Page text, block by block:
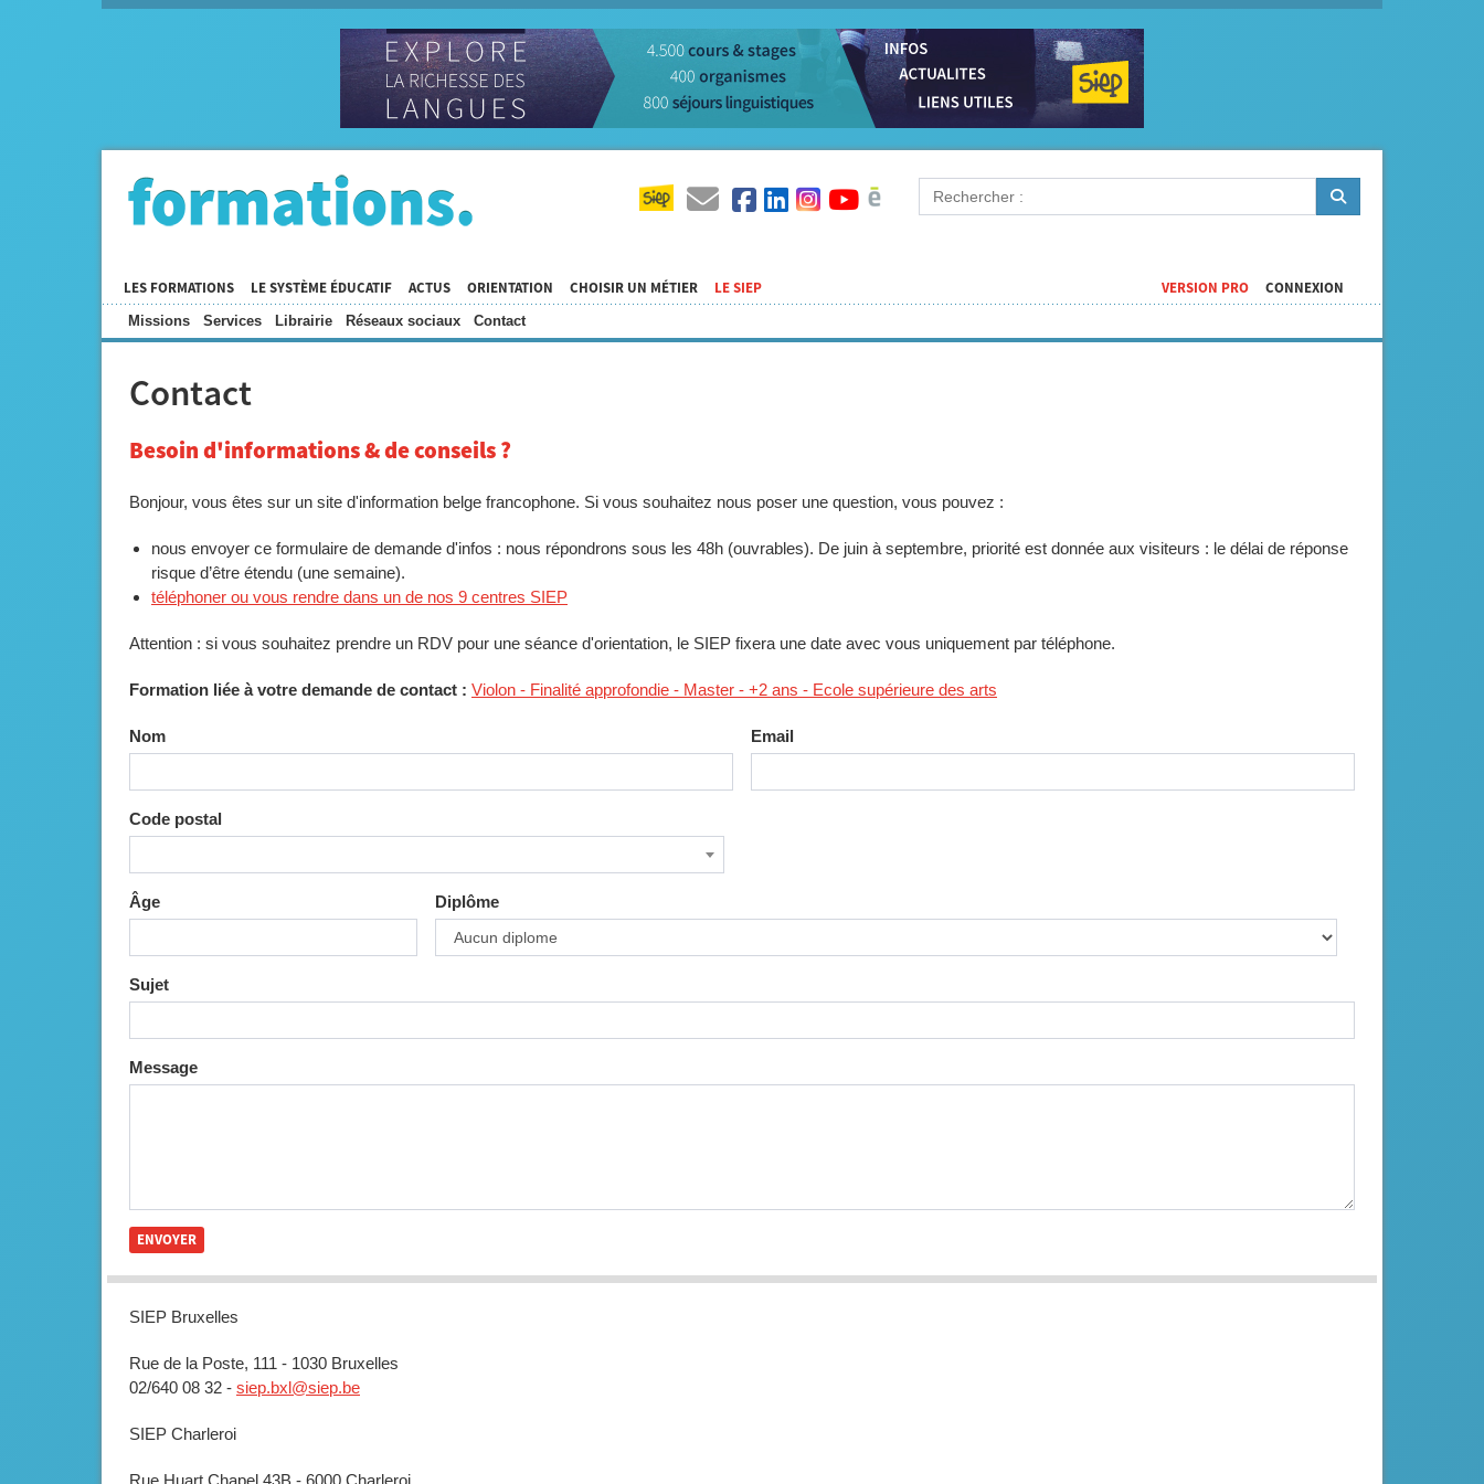
LES FORMATIONS LE SYSTÈME ÉDUCATIF ACTUS ORIENTATION CHOISIR UN MÉTIER LE SIEP
Missions Services Librairie Réseaux sociaux Contact
CONNEXION
VERSION PRO
Contact
Besoin d'informations & de conseils ?
Bonjour, vous êtes sur un site d'information belge francophone. Si vous souhaitez nous poser une question, vous pouvez :
nous envoyer ce formulaire de demande d'infos : nous répondrons sous les 48h (ouvrables). De juin à septembre, priorité est donnée aux visiteurs : le délai de réponse
risque d’être étendu (une semaine).
téléphoner ou vous rendre dans un de nos 9 centres SIEP
Attention : si vous souhaitez prendre un RDV pour une séance d'orientation, le SIEP fixera une date avec vous uniquement par téléphone.
Formation liée à votre demande de contact : Violon - Finalité approfondie - Master - +2 ans - Ecole supérieure des arts
Nom Email
Code postal
Âge Diplôme
Sujet
Message
SIEP Bruxelles
Rue de la Poste, 111 - 1030 Bruxelles
02/640 08 32 - siep.bxl@siep.be
SIEP Charleroi
Rue Huart Chapel 43B - 6000 Charleroi